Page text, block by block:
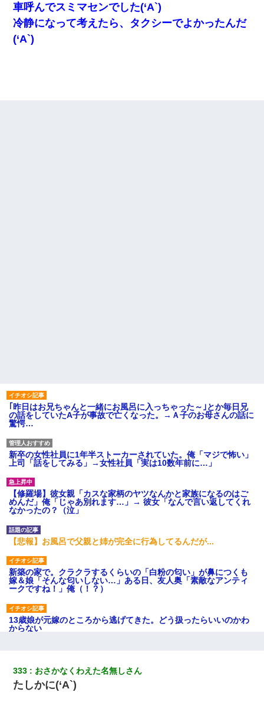
車呼んでスミマセンでした(‘A`)
冷静になって考えたら、タクシーでよかったんだ
(‘A`)
｢昨日はお兄ちゃんと一緒にお風呂に入っちゃった～｣とか毎日兄
の話をしていたA子が事故で亡くなった。→Ａ子のお母さんの話に
驚愕…
新卒の女性社員に1年半ストーカーされていた。俺「マジで怖い」
上司「話をしてみる」→女性社員「実は10数年前に…」
【修羅場】彼女親「カスな家柄のヤツなんかと家族になるのはご
めんだ」俺「じゃあ別れます…」→ 彼女「なんで言い返してくれ
なかったの？（泣」
【悲報】お風呂で父親と姉が完全に行為してるんだが...
新築の家で。クラクラするくらいの「白粉の匂い」が鼻につくも
嫁＆娘「そんな匂いしない…」ある日、友人奥「素敵なアンティ
ークですね！」俺（！？）
13歳娘が元嫁のところから逃げてきた。どう扱ったらいいのかわ
からない
なかったその男子に女子達がお土産を渡した。5分後…
333 おさかなくわえた名無しさん
たしかに(‘A`)